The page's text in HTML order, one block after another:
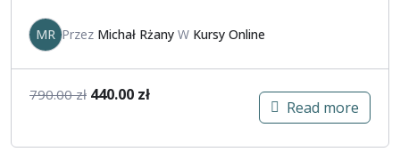
MR Przez Michał Rżany W Kursy Online
790.00zł 440.00 zł
Read more